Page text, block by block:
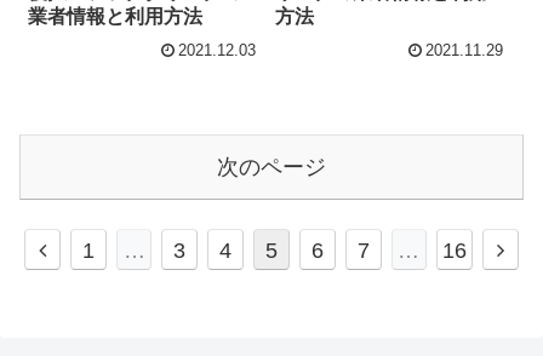
業者情報と利用方法
2021.12.03
方法
2021.11.29
次のページ
前
1 … 3 4 5 6 7 … 16
次